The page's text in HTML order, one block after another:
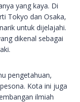
yang kaya. Di
Tokyo dan Osaka,
untuk dijelajahi.
dikenal sebagai
pengetahuan,
Kota ini juga
ilmiah